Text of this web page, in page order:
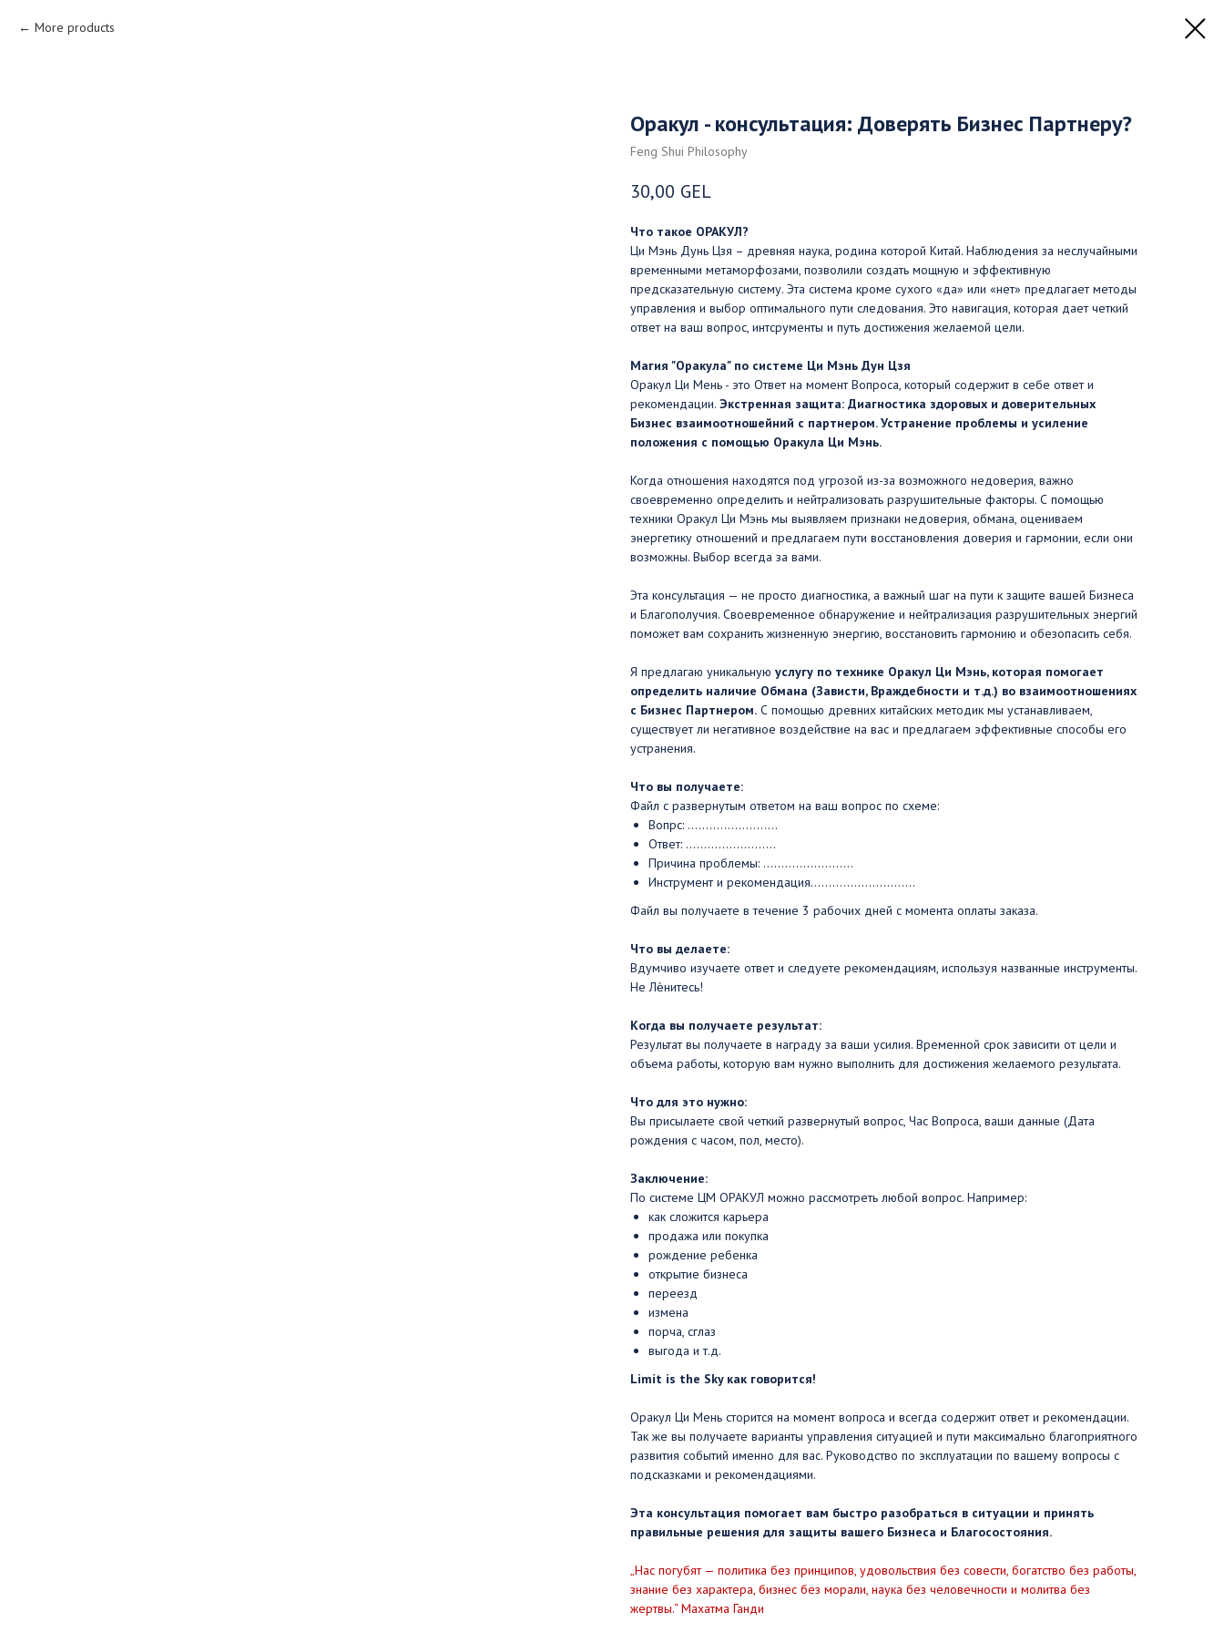
More products
Оракул - консультация: Доверять Бизнес Партнеру?
Feng Shui Philosophy
30,00 GEL
Что такое ОРАКУЛ?
Ци Мэнь Дунь Цзя – древняя наука, родина которой Китай. Наблюдения за неслучайными
временными метаморфозами, позволили создать мощную и эффективную
предсказательную систему. Эта система кроме сухого «да» или «нет» предлагает методы
управления и выбор оптимального пути следования. Это навигация, которая дает четкий
ответ на ваш вопрос, интсрументы и путь достижения желаемой цели.
Магия "Оракула" по системе Ци Мэнь Дун Цзя
Оракул Ци Мень - это Ответ на момент Вопроса, который содержит в себе ответ и
рекомендации. Экстренная защита: Диагностика здоровых и доверительных
Бизнес взаимоотношейний с партнером. Устранение проблемы и усиление
положения с помощью Оракула Ци Мэнь.
Когда отношения находятся под угрозой из-за возможного недоверия, важно
своевременно определить и нейтрализовать разрушительные факторы. С помощью
техники Оракул Ци Мэнь мы выявляем признаки недоверия, обмана, оцениваем
энергетику отношений и предлагаем пути восстановления доверия и гармонии, если они
возможны. Выбор всегда за вами.
Эта консультация — не просто диагностика, а важный шаг на пути к защите вашей Бизнеса
и Благополучия. Своевременное обнаружение и нейтрализация разрушительных энергий
поможет вам сохранить жизненную энергию, восстановить гармонию и обезопасить себя.
Я предлагаю уникальную услугу по технике Оракул Ци Мэнь, которая помогает
определить наличие Обмана (Зависти, Враждебности и т.д.) во взаимоотношениях
с Бизнес Партнером. С помощью древних китайских методик мы устанавливаем,
существует ли негативное воздействие на вас и предлагаем эффективные способы его
устранения.
Что вы получаете:
Файл с развернутым ответом на ваш вопрос по схеме:
Вопрс: .........................
Ответ: .........................
Причина проблемы: .........................
Инструмент и рекомендация.............................
Файл вы получаете в течение 3 рабочих дней с момента оплаты заказа.
Что вы делаете:
Вдумчиво изучаете ответ и следуете рекомендациям, используя названные инструменты.
Не Лѐнитесь!
Когда вы получаете результат:
Результат вы получаете в награду за ваши усилия. Временной срок зависити от цели и
объема работы, которую вам нужно выполнить для достижения желаемого результата.
Что для это нужно:
Вы присылаете свой четкий развернутый вопрос, Час Вопроса, ваши данные (Дата
рождения с часом, пол, место).
Заключение:
По системе ЦМ ОРАКУЛ можно рассмотреть любой вопрос. Например:
как сложится карьера
продажа или покупка
рождение ребенка
открытие бизнеса
переезд
измена
порча, сглаз
выгода и т.д.
Limit is the Sky как говорится!
Оракул Ци Мень сторится на момент вопроса и всегда содержит ответ и рекомендации.
Так же вы получаете варианты управления ситуацией и пути максимально благоприятного
развития событий именно для вас. Руководство по эксплуатации по вашему вопросы с
подсказками и рекомендациями.
Эта консультация помогает вам быстро разобраться в ситуации и принять
правильные решения для защиты вашего Бизнеса и Благосостояния.
„Нас погубят — политика без принципов, удовольствия без совести, богатство без работы,
знание без характера, бизнес без морали, наука без человечности и молитва без
жертвы.“ Махатма Ганди